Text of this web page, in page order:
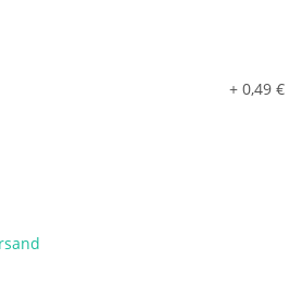
+ 0,49 €